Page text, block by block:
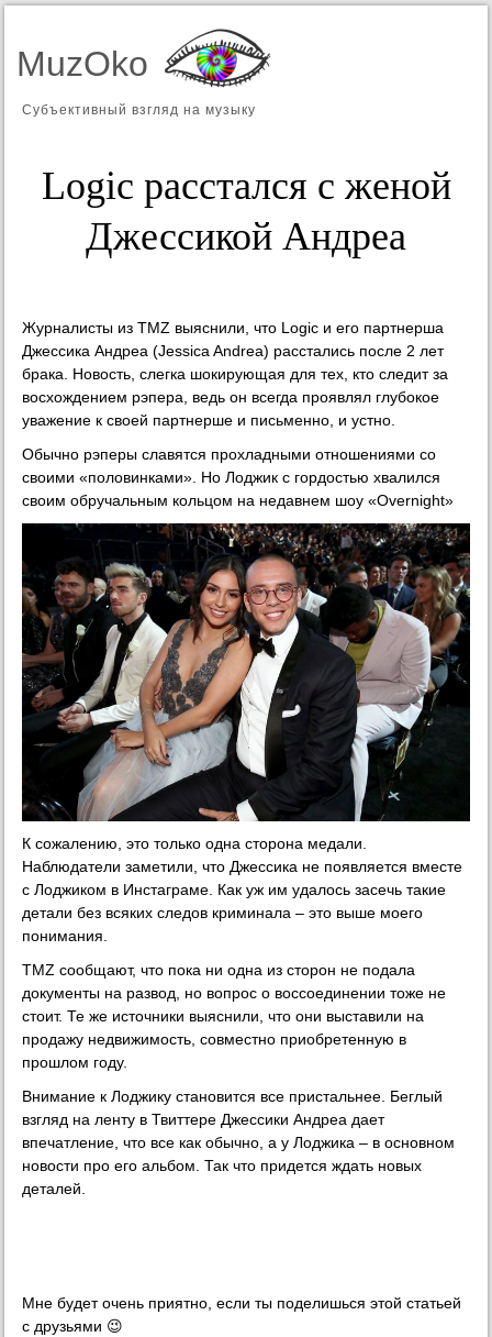
MuzOko
Субъективный взгляд на музыку
Logic расстался с женой
Джессикой Андреа
Журналисты из TMZ выяснили, что Logic и его партнерша
Джессика Андреа (Jessica Andrea) расстались после 2 лет
брака. Новость, слегка шокирующая для тех, кто следит за
восхождением рэпера, ведь он всегда проявлял глубокое
уважение к своей партнерше и письменно, и устно.
Обычно рэперы славятся прохладными отношениями со
своими «половинками». Но Лоджик с гордостью хвалился
своим обручальным кольцом на недавнем шоу «Overnight»
К сожалению, это только одна сторона медали.
Наблюдатели заметили, что Джессика не появляется вместе
с Лоджиком в Инстаграме. Как уж им удалось засечь такие
детали без всяких следов криминала – это выше моего
понимания.
TMZ сообщают, что пока ни одна из сторон не подала
документы на развод, но вопрос о воссоединении тоже не
стоит. Те же источники выяснили, что они выставили на
продажу недвижимость, совместно приобретенную в
прошлом году.
Внимание к Лоджику становится все пристальнее. Беглый
взгляд на ленту в Твиттере Джессики Андреа дает
впечатление, что все как обычно, а у Лоджика – в основном
новости про его альбом. Так что придется ждать новых
деталей.
Мне будет очень приятно, если ты поделишься этой статьей
с друзьями 😉